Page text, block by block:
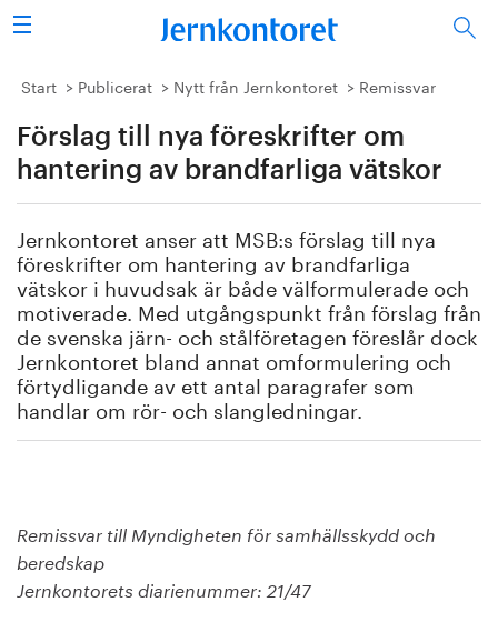
Sök
Stålindustrin
Vision 2050
Energi/miljö
Vi tycker
Publicerat
Bildbank
Start Publicerat Nytt från Jernkontoret Remissvar
Förslag till nya föreskrifter om
hantering av brandfarliga vätskor
Jernkontoret anser att MSB:s förslag till nya
föreskrifter om hantering av brandfarliga
vätskor i huvudsak är både välformulerade och
motiverade. Med utgångspunkt från förslag från
de svenska järn- och stålföretagen föreslår dock
Jernkontoret bland annat omformulering och
förtydligande av ett antal paragrafer som
handlar om rör- och slangledningar.
Remissvar till Myndigheten för samhällsskydd och
beredskap
Jernkontorets diarienummer: 21/47